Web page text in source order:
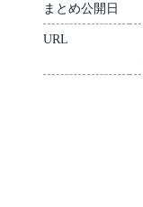
まとめ公開日
URL